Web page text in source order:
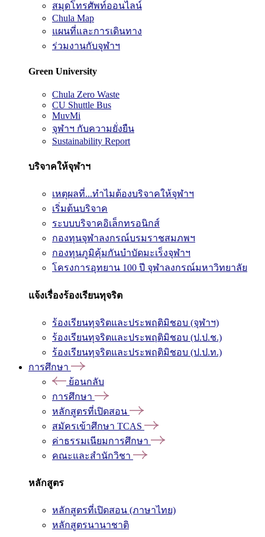
สมุดโทรศัพท์ออนไลน์
Chula Map
แผนที่และการเดินทาง
ร่วมงานกับจุฬาฯ
Green University
Chula Zero Waste
CU Shuttle Bus
MuvMi
จุฬาฯ กับความยั่งยืน
Sustainability Report
บริจาคให้จุฬาฯ
เหตุผลที่...ทำไมต้องบริจาคให้จุฬาฯ
เริ่มต้นบริจาค
ระบบบริจาคอิเล็กทรอนิกส์
กองทุนจุฬาลงกรณ์บรมราชสมภพฯ
กองทุนภูมิคุ้มกันบำบัดมะเร็งจุฬาฯ
โครงการอุทยาน 100 ปี จุฬาลงกรณ์มหาวิทยาลัย
แจ้งเรื่องร้องเรียนทุจริต
ร้องเรียนทุจริตและประพฤติมิชอบ (จุฬาฯ)
ร้องเรียนทุจริตและประพฤติมิชอบ (ป.ป.ช.)
ร้องเรียนทุจริตและประพฤติมิชอบ (ป.ป.ท.)
การศึกษา
ย้อนกลับ
การศึกษา
หลักสูตรที่เปิดสอน
สมัครเข้าศึกษา TCAS
ค่าธรรมเนียมการศึกษา
คณะและสำนักวิชา
หลักสูตร
หลักสูตรที่เปิดสอน (ภาษาไทย)
หลักสูตรนานาชาติ